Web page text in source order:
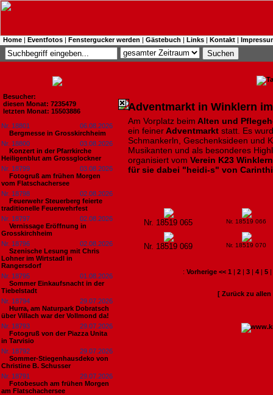
Home | Eventfotos | Fenstergucker werden | Gästebuch | Links | Kontakt |
Besucher:
diesen Monat: 7235479
letzten Monat: 15503886
Nr. 18801
06.08.2026
Bergmesse in Grosskirchheim
Nr. 18800
03.08.2026
Konzert in der Pfarrkirche
Heiligenblut am Grossglockner
Nr. 18799
03.08.2026
Fotogruß am frühen Morgen
vom Flatschachersee
Nr. 18798
02.08.2026
Feuerwehr Steuerberg feierte
traditionelle Feuerwehrfest
Nr. 18797
02.08.2026
Vernissage Eröffnung in
Grosskirchheim
Nr. 18796
02.08.2026
Szenische Lesung mit Chris
Lohner im Wirtstadl in
Rangersdorf
Nr. 18795
01.08.2026
Sommer Einkaufsnacht in der
Tiebelstadt
Nr. 18794
29.07.2026
Hurra, am Naturpark Dobratsch
über Villach war der Vollmond da!
Nr. 18793
29.07.2026
Fotogruß von der Piazza Unita
in Tarvisio
Nr. 18792
29.07.2026
Sommer-Stiegenhausdeko von
Christine B. Schusser
Nr. 18791
29.07.2026
Fotobesuch am frühen Morgen
am Flatschachersee
Adventmarkt in Winklern
Am Vorplatz beim Alten und
ein feinerAdventmarkt statt. Es
Schmankerln, Geschenksideen und
Musikanten und als besonderes
organisiert vom Verein K23
für sie dabei "heidi-s" von
Nr. 18519 065 Nr. 18519 066
Nr. 18519 069 Nr. 18519 070
: Vorherige << 1 | 2 | 3 | 4 | 5 |
[ Zurück zu